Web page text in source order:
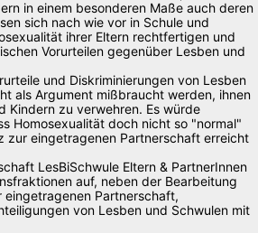
in einem besonderen Maße auch deren
sich nach wie vor in Schule und
ihrer Eltern rechtfertigen und
Vorurteilen gegenüber Lesben und
und Diskriminierungen von Lesben
als Argument mißbraucht werden, ihnen
Kindern zu verwehren. Es würde
Homosexualität doch nicht so "normal"
zur eingetragenen Partnerschaft erreicht
LesBiSchwule Eltern & PartnerInnen
auf, neben der Bearbeitung
Partnerschaft,
von Lesben und Schwulen mit